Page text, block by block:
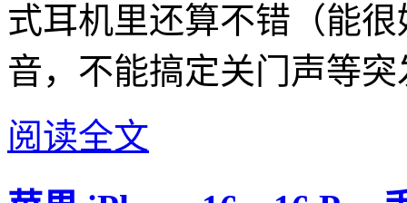
式耳机里还算不错（能
音，不能搞定关门声等
阅读全文